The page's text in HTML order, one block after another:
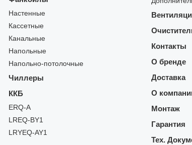
Настенные
Кассетные
Канальные
Напольные
Напольно-потолочные
Чиллеры
ККБ
ERQ-A
LREQ-BY1
LRYEQ-AY1
Контакты
О бренде
Доставка
О
Монтаж
Гарантия
Тех.